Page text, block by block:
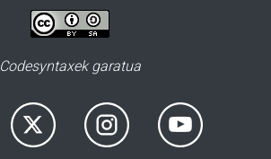
Codesyntaxek garatua